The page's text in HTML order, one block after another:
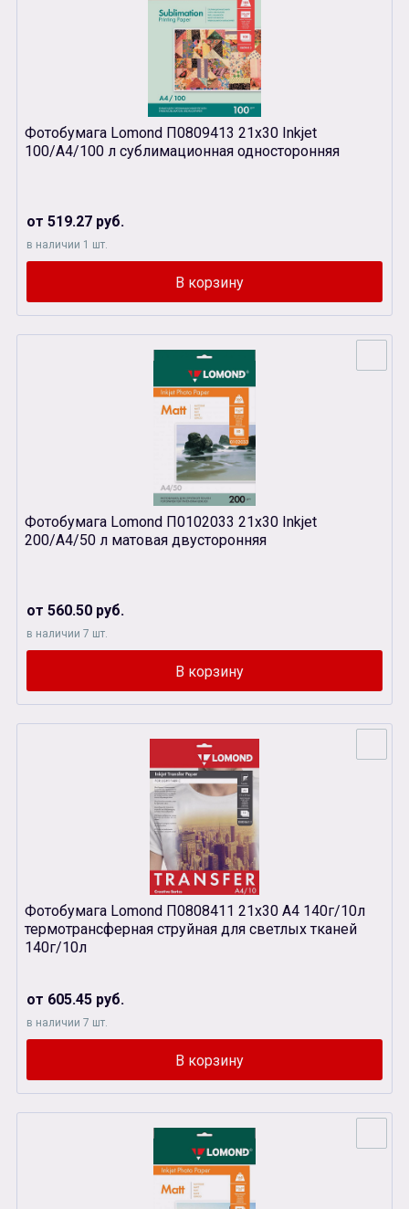
Фотобумага Lomond П0809413 21х30 Inkjet
100/A4/100 л сублимационная односторонняя
от 519.27 руб.
в наличии 1 шт.
Фотобумага Lomond П0102033 21х30 Inkjet
200/A4/50 л матовая двусторонняя
от 560.50 руб.
в наличии 7 шт.
Фотобумага Lomond П0808411 21х30 А4 140г/10л
термотрансферная струйная для светлых тканей
140г/10л
от 605.45 руб.
в наличии 7 шт.